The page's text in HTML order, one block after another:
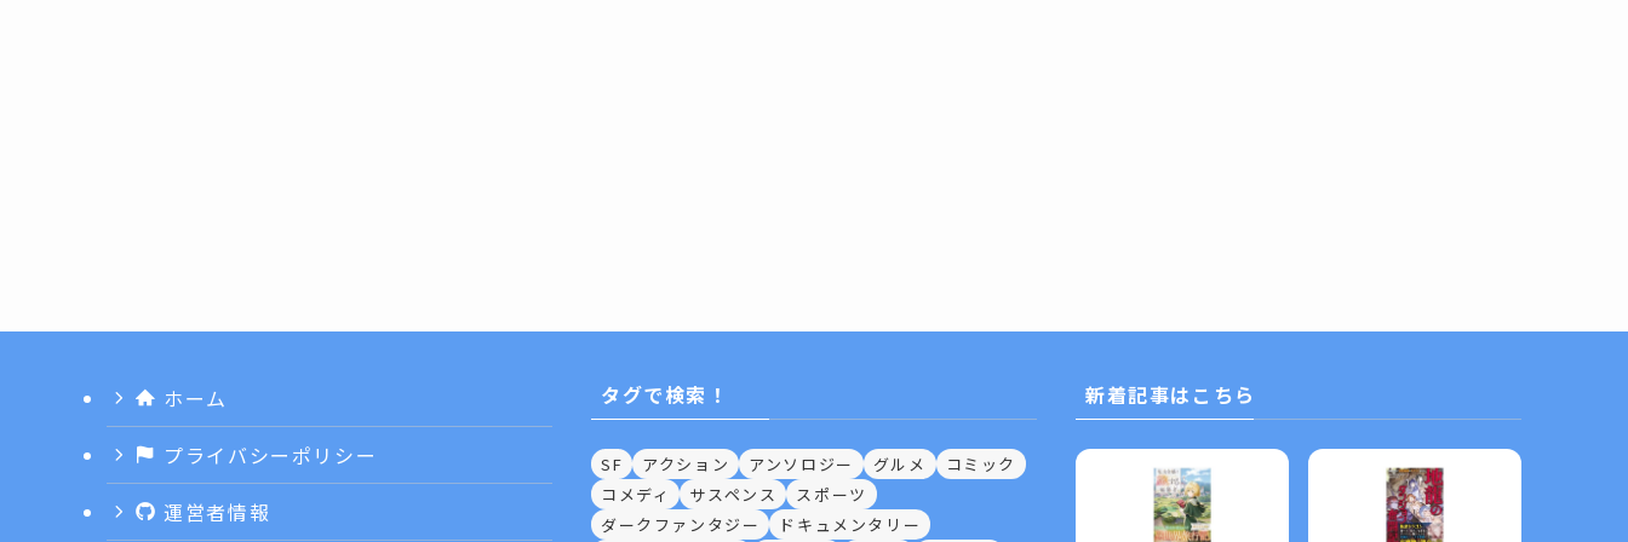
ホーム
プライバシーポリシー
運営者情報
タグで検索！
SF アクション アンソロジー グルメ
コミック
コメディ
サスペンス
スポーツ
ダークファンタジー
ドキュメンタリー
新着記事はこちら